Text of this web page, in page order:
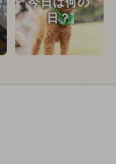
日？